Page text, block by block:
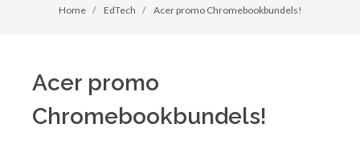
Home EdTech Acer promo Chromebookbundels!
Acer promo
Chromebookbundels!